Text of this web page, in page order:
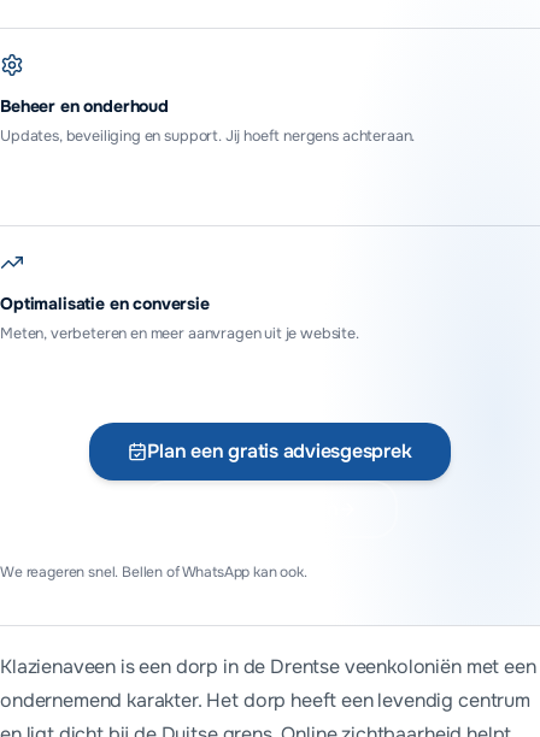
Beheer en onderhoud
Updates, beveiliging en support. Jij hoeft nergens achteraan.
Optimalisatie en conversie
Meten, verbeteren en meer aanvragen uit je website.
Plan een gratis adviesgesprek
We reageren snel. Bellen of WhatsApp kan ook.
Klazienaveen is een dorp in de Drentse veenkoloniën met een
ondernemend karakter. Het dorp heeft een levendig centrum